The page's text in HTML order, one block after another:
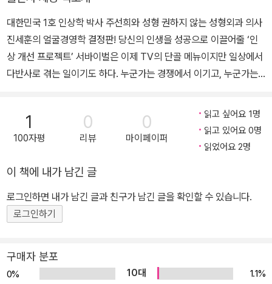
대한민국 1호 인상학 박사 주선희와 성형 권하지 않는 성형외과 의사
진세훈의 얼굴경영학 결정판! 당신의 인생을 성공으로 이끌어줄 ‘인
상 개선 프로젝트’ 서바이벌은 이제 TV의 단골 메뉴이지만 일상에서
다반사로 겪는 일이기도 하다. 누군가는 경쟁에서 이기고, 누군가는
원망과 아쉬움은 입버릇이 되기도 한다. 놀랍게도 성공의 그림자는
얼굴을 통해 드러난다. 그렇다면 성공한 사람의 얼굴에는 우리가 모
르는 어떤 공통점들이 있을까? 정치, 연예, 스포츠 분야에서 독보적
지 얼굴로는 함께 엮일 수 없을 것 같은 이 세 사람에게도 공통분모가
존재한다. 그것은 바로 ‘눈’이다. 자그마하면서도 긴 반기문의 눈에서
는 매우 끈질기면서도 강한 내면이 엿보인다. 철두철미한 업무 처리
로 신뢰를 쌓은 그는 한국인 최초 유엔 사무총장의 자리에 올랐다. 매
차지해야 직성이 풀리는 강한 집념이 담겨 있다. K-POP의 열풍을 주
도하는 빅뱅, 2NE1 등의 제작자로 명성을 떨치게 되기까지 눈이 가
1
100자평
0
리뷰
0
마이페이퍼
읽고 싶어요 1명
읽고 있어요 0명
읽었어요 2명
이 책에 내가 남긴 글
로그인하면 내가 남긴 글과 친구가 남긴 글을 확인할 수 있습니다.
로그인하기
구매자 분포
0% 10대
1.1%